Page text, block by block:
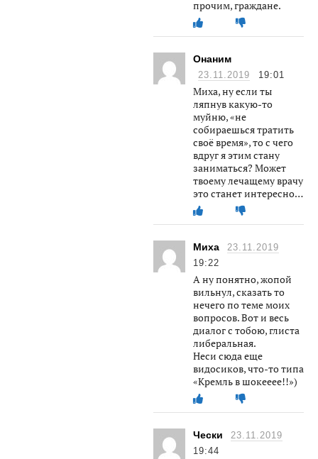
прочим, граждане.
Онаним
23.11.2019 19:01
Миха, ну если ты
ляпнув какую-то
муйню, «не
собираешься тратить
своё время», то с чего
вдруг я этим стану
заниматься? Может
твоему лечащему врачу
это станет интересно…
Миха
23.11.2019
19:22
А ну понятно, жопой
вильнул, сказать то
нечего по теме моих
вопросов. Вот и весь
диалог с тобою, глиста
либеральная.
Неси сюда еще
видосиков, что-то типа
«Кремль в шокееее!!»)
Чески
23.11.2019
19:44